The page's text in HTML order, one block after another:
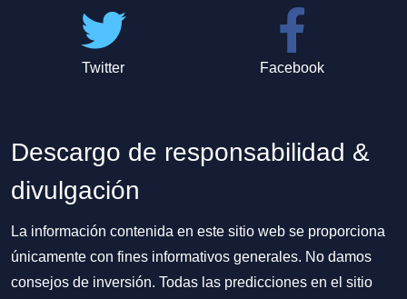
Twitter Facebook
Descargo de responsabilidad &
divulgación
La información contenida en este sitio web se proporciona
únicamente con fines informativos generales. No damos
consejos de inversión. Todas las predicciones en el sitio